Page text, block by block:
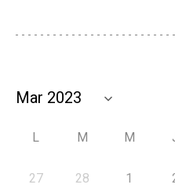
L M M
27 28 1